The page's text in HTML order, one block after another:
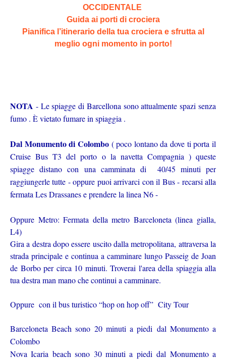
OCCIDENTALE
Guida ai porti di crociera
Pianifica l’itinerario della tua crociera e sfrutta al
meglio ogni momento in porto!
NOTA - Le spiagge di Barcellona sono attualmente spazi senza
fumo . È vietato fumare in spiaggia .
Dal Monumento di Colombo( poco lontano da dove ti porta il
Cruise Bus T3 del porto o la navetta Compagnia ) queste
spiagge distano con una camminata di 40/45 minuti per
raggiungerle tutte - oppure puoi arrivarci con il Bus - recarsi alla
fermata Les Drassanes e prendere la linea N6 -
Oppure Metro: Fermata della metro Barceloneta (linea gialla,
L4)
Gira a destra dopo essere uscito dalla metropolitana, attraversa la
strada principale e continua a camminare lungo Passeig de Joan
de Borbo per circa 10 minuti. Troverai l'area della spiaggia alla
tua destra man mano che continui a camminare.
Oppure con il bus turistico “hop on hop off” City Tour
Barceloneta Beach sono 20 minuti a piedi dal Monumento a
Colombo
Nova Icaria beach sono 30 minuti a piedidal Monumento a